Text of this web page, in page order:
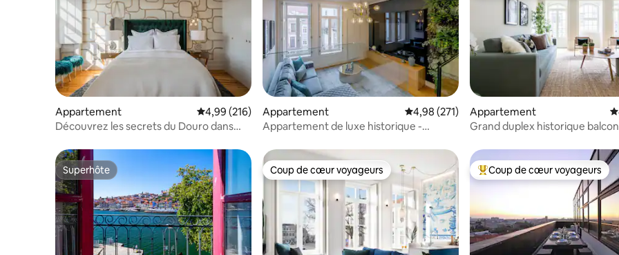
Appartement Évaluation moyenne sur la base de 216 commentaires : 4,99 sur 5
4,99 (216)
Découvrez les secrets du Douro dans
Appartement Évaluation moyenne sur la base de 271
4,98 (271)
Appartement de luxe historique -
Appartement
Grand duplex historique
Superhôte
Superhôte Coup de cœur voyageurs
Coup de cœur voyageurs Coups de cœur voyageurs les
Coup de cœur voyageurs